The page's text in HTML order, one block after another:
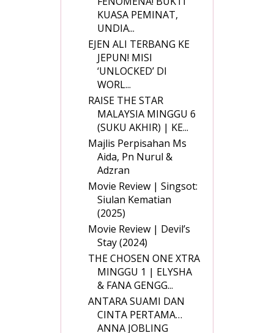
KUASA PEMINAT,
UNDIA...
EJEN ALI TERBANG KE
JEPUN! MISI
‘UNLOCKED’ DI
WORL...
RAISE THE STAR
MALAYSIA MINGGU 6
(SUKU AKHIR) | KE...
Majlis Perpisahan Ms
Aida, Pn Nurul &
Adzran
Movie Review | Singsot:
Siulan Kematian
(2025)
Movie Review | Devil’s
Stay (2024)
THE CHOSEN ONE XTRA
MINGGU 1 | ELYSHA
& FANA GENGG...
ANTARA SUAMI DAN
CINTA PERTAMA…
ANNA JOBLING